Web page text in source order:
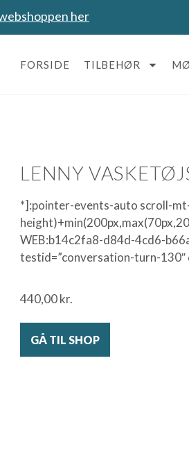
her
FORSIDE TILBEHØR
LENNY
*]:pointer-events-auto scroll-
WEB:b14c2fa8-d84d-4cd6-
testid=”conversation-turn-130″
440,00kr.
GÅ TIL SHOP